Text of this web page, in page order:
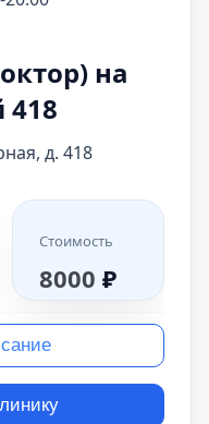
на
418
д. 418
Стоимость
8000 ₽